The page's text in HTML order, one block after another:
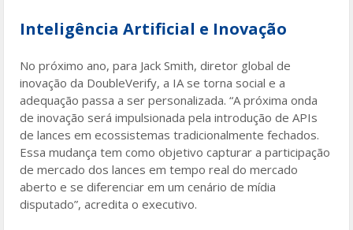
Inteligência Artificial e Inovação
No próximo ano, para Jack Smith, diretor global de
inovação da DoubleVerify, a IA se torna social e a
adequação passa a ser personalizada. “A próxima onda
de inovação será impulsionada pela introdução de APIs
de lances em ecossistemas tradicionalmente fechados.
Essa mudança tem como objetivo capturar a participação
de mercado dos lances em tempo real do mercado
aberto e se diferenciar em um cenário de mídia
disputado”, acredita o executivo.